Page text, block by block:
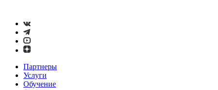
Партнеры
Услуги
Обучение